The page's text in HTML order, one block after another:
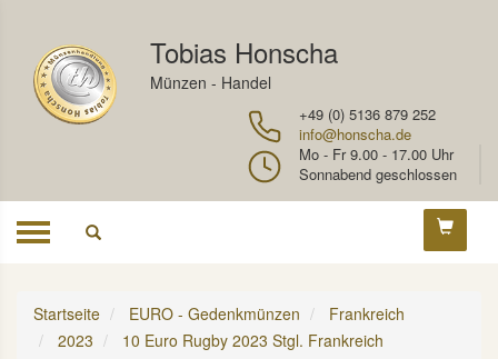
Tobias Honscha
Münzen - Handel
+49 (0) 5136 879 252
info@honscha.de
Mo - Fr 9.00 - 17.00 Uhr
Sonnabend geschlossen
Toggle
Startseite EURO - Gedenkmünzen
Frankreich
2023
10 Euro Rugby 2023 Stgl. Frankreich